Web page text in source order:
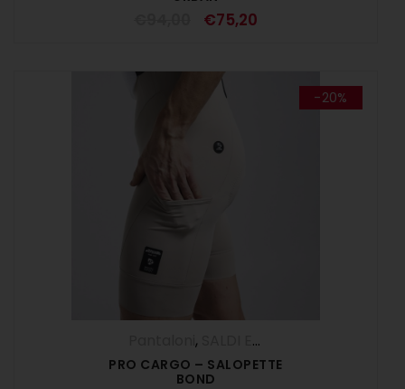
€75,20
-20%
,
PRO CARGO – SALOPETTE
BOND